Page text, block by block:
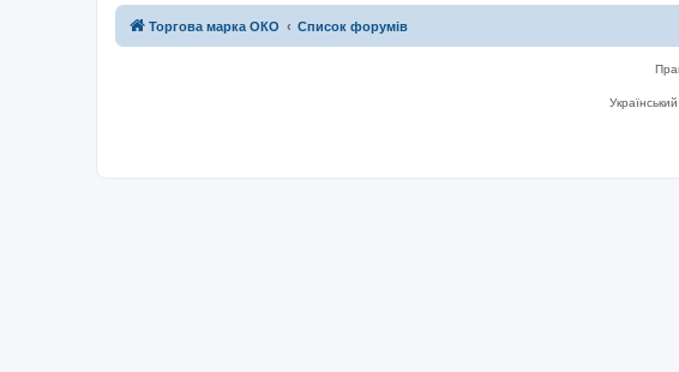
Торгова марка ОКО Список форумів